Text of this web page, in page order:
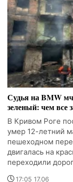
Судья на BMW
зеленый: чем все
В Кривом Роге
умер 12-летний
пешеходном
двигалась на
переходили
17:05 17.06